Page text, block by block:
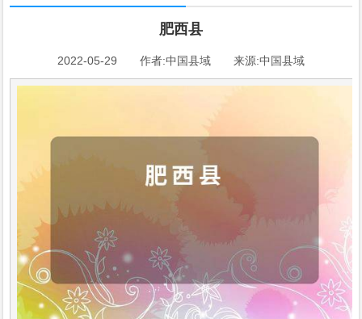
肥西县
2022-05-29 作者:中国县域 来源:中国县域